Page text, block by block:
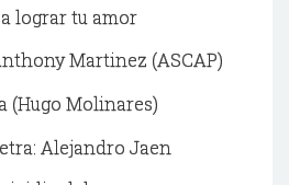
a lograr tu amor
Martinez (ASCAP)
(Hugo Molinares)
Alejandro Jaen